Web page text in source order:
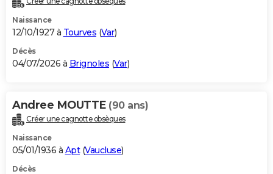
Dictionnaire
Biographies
Citations
Expressions
Proverbes
PROGRAMME TV
S'inscrire
Se connecter
Lycées
Collèges
Primaires
Universités
Entreprises
Service militaire
Avis de recherche
AVIS DE DÉCÈS
Bricolage
Lifestyle
Culture
Sport
Auto
Television
Voyage
Cinema
Naissance
12/10/1927 à Tourves (Var)
Décès
04/07/2026 à Brignoles (Var)
Andree MOUTTE (90 ans)
Créer une cagnotte obsèques
Naissance
05/01/1936 à Apt(Vaucluse)
Décès